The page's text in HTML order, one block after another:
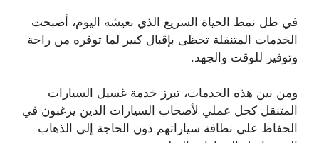
في ظل نمط الحياة السريع الذي نعيشه اليوم، أصبحت
الخدمات المتنقلة تحظى بإقبال كبير لما توفره من راحة
وتوفير للوقت والجهد.
ومن بين هذه الخدمات، تبرز خدمة غسيل السيارات
المتنقل كحل عملي لأصحاب السيارات الذين يرغبون في
الحفاظ على نظافة سياراتهم دون الحاجة إلى الذهاب